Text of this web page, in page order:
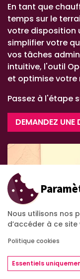
En tant que
temps sur le
votre disposition
simplifier votre
vos tâches
intuitive, l'outil
et optimise votre
Passez à l'étape
DEMANDEZ UNE
Nous utilisons nos
d’accéder à ce site
Politique cookies
Essentiels